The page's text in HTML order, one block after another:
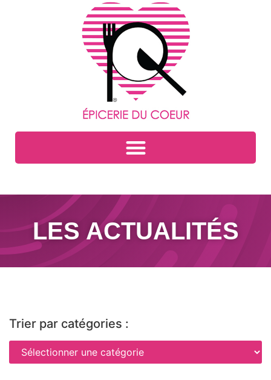
LES ACTUALITÉS
Trier par catégories :